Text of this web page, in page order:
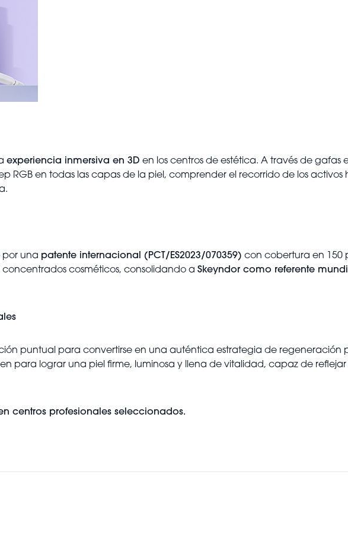
experiencia inmersiva en 3D en los centros de estética. A través de gafas
RGB en todas las capas de la piel, comprender el recorrido de los activos
por una patente internacional (PCT/ES2023/070359) con cobertura en 150
cosméticos, consolidando a Skeyndor como referente
puntual para convertirse en una auténtica estrategia de regeneración
para lograr una piel firme, luminosa y llena de vitalidad, capaz de
centros profesionales seleccionados.